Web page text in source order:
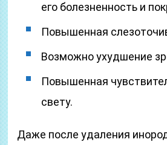
его болезненность и
Повышенная
Возможно ухудшение
Повышенная
свету.
Даже после удаления